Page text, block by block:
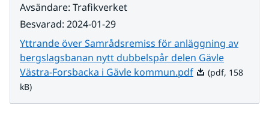
Avsändare: Trafikverket
Besvarad: 2024-01-29
Yttrande över Samrådsremiss för anläggning av
bergslagsbanan nytt dubbelspår delen Gävle
Västra-Forsbacka i Gävle kommun.pdfPdf, 158 kB.
(pdf, 158
kB)